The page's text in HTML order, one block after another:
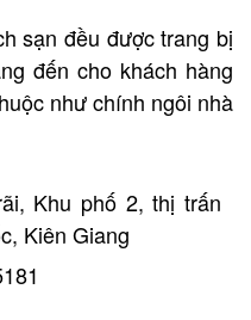
sạn đều được trang bị
đến cho khách hàng
như chính ngôi nhà
Khu phố 2, thị trấn
Kiên Giang